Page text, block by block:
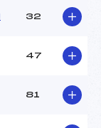
32
47
81